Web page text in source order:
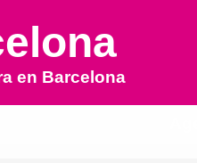
en Barcelona